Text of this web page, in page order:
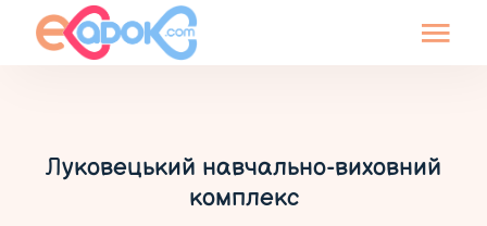
Луковецький навчально-виховний
комплекс